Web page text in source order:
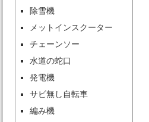
除雪機
メットインスクーター
チェーンソー
水道の蛇口
発電機
サビ無し自転車
編み機